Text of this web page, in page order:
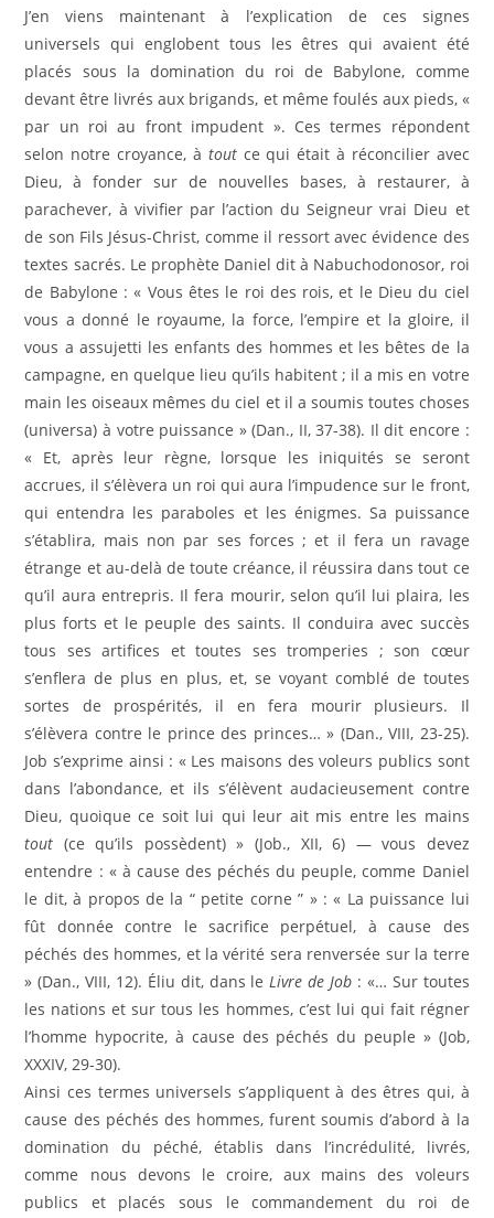
J’en viens maintenant à l’explication de ces signes
universels qui englobent tous les êtres qui avaient été
placés sous la domination du roi de Babylone, comme
devant être livrés aux brigands, et même foulés aux pieds, «
par un roi au front impudent ». Ces termes répondent
selon notre croyance, à tout ce qui était à réconcilier avec
Dieu, à fonder sur de nouvelles bases, à restaurer, à
parachever, à vivifier par l’action du Seigneur vrai Dieu et
de son Fils Jésus-Christ, comme il ressort avec évidence des
textes sacrés. Le prophète Daniel dit à Nabuchodonosor, roi
de Babylone : « Vous êtes le roi des rois, et le Dieu du ciel
vous a donné le royaume, la force, l’empire et la gloire, il
vous a assujetti les enfants des hommes et les bêtes de la
campagne, en quelque lieu qu’ils habitent ; il a mis en votre
main les oiseaux mêmes du ciel et il a soumis toutes choses
(universa) à votre puissance » (Dan., II, 37-38). Il dit encore :
« Et, après leur règne, lorsque les iniquités se seront
accrues, il s’élèvera un roi qui aura l’impudence sur le front,
qui entendra les paraboles et les énigmes. Sa puissance
s’établira, mais non par ses forces ; et il fera un ravage
étrange et au-delà de toute créance, il réussira dans tout ce
qu’il aura entrepris. Il fera mourir, selon qu’il lui plaira, les
plus forts et le peuple des saints. Il conduira avec succès
tous ses artifices et toutes ses tromperies ; son cœur
s’enflera de plus en plus, et, se voyant comblé de toutes
sortes de prospérités, il en fera mourir plusieurs. Il
s’élèvera contre le prince des princes… » (Dan., VIII, 23-25).
Job s’exprime ainsi : « Les maisons des voleurs publics sont
dans l’abondance, et ils s’élèvent audacieusement contre
Dieu, quoique ce soit lui qui leur ait mis entre les mains
tout (ce qu’ils possèdent) » (Job., XII, 6) — vous devez
entendre : « à cause des péchés du peuple, comme Daniel
le dit, à propos de la “ petite corne ” » : « La puissance lui
fût donnée contre le sacrifice perpétuel, à cause des
péchés des hommes, et la vérité sera renversée sur la terre
» (Dan., VIII, 12). Éliu dit, dans leLivre de Job : «… Sur toutes
les nations et sur tous les hommes, c’est lui qui fait régner
l’homme hypocrite, à cause des péchés du peuple » (Job,
XXXIV, 29-30).
Ainsi ces termes universels s’appliquent à des êtres qui, à
cause des péchés des hommes, furent soumis d’abord à la
domination du péché, établis dans l’incrédulité, livrés,
comme nous devons le croire, aux mains des voleurs
publics et placés sous le commandement du roi de